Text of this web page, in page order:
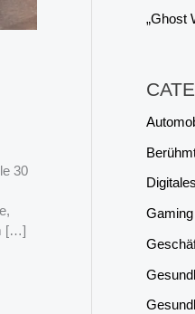
30
[…]
„Ghost
Gaming